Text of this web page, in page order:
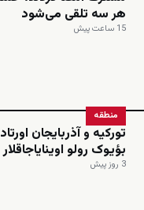
هر سه تلقی می‌شود
15 ساعت پیش
منطقه
تورکیه و آذربایجان
بؤیوک رولو اوینایاجاقلار
3 روز پیش